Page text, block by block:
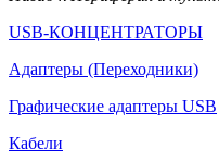
USB-КОНЦЕНТРАТОРЫ
Адаптеры (Переходники)
Графические адаптеры USB
Кабели